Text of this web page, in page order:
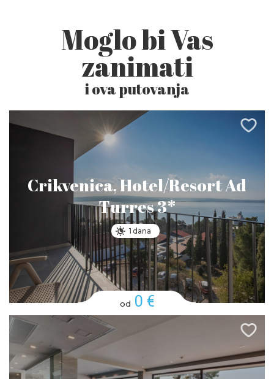
Moglo bi Vas
zanimati
i ova putovanja
Crikvenica, Hotel/Resort Ad
Turres 3*
1 dana
od 0 €